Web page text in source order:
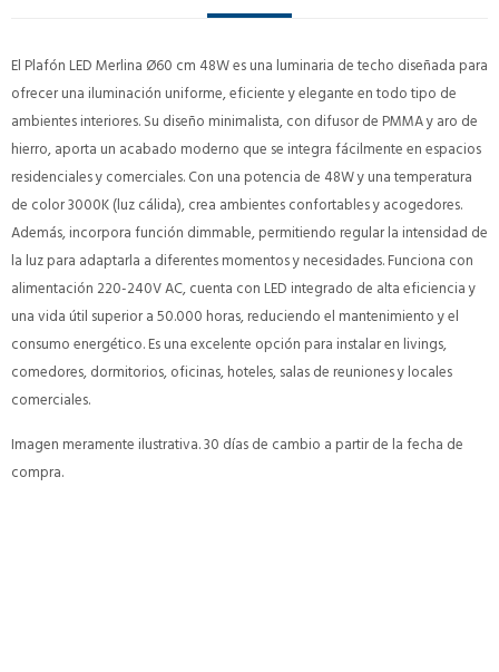
El Plafón LED Merlina Ø60 cm 48W es una luminaria de techo diseñada para
ofrecer una iluminación uniforme, eficiente y elegante en todo tipo de
ambientes interiores. Su diseño minimalista, con difusor de PMMA y aro de
hierro, aporta un acabado moderno que se integra fácilmente en espacios
residenciales y comerciales. Con una potencia de 48W y una temperatura
de color 3000K (luz cálida), crea ambientes confortables y acogedores.
Además, incorpora función dimmable, permitiendo regular la intensidad de
la luz para adaptarla a diferentes momentos y necesidades. Funciona con
alimentación 220-240V AC, cuenta con LED integrado de alta eficiencia y
una vida útil superior a 50.000 horas, reduciendo el mantenimiento y el
consumo energético. Es una excelente opción para instalar en livings,
comedores, dormitorios, oficinas, hoteles, salas de reuniones y locales
comerciales.
Imagen meramente ilustrativa. 30 días de cambio a partir de la fecha de
compra.